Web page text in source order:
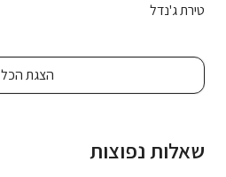
טירת ג'נדל
הצגת הכל
שאלות נפוצות